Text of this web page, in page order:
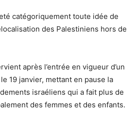
catégoriquement toute idée de
des Palestiniens hors de
après l’entrée en vigueur d’un
19 janvier, mettant en pause la
israéliens qui a fait plus de
des femmes et des enfants.